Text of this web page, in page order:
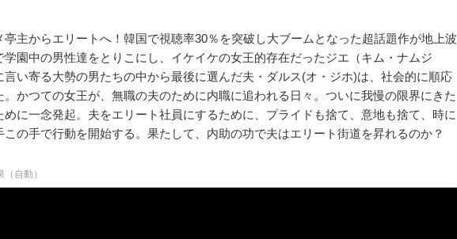
主からエリートへ！韓国で視聴率30％を突破し大ブームとなった超話題作が地上波
園中の男性達をとりこにし、イケイケの女王的存在だったジエ（キム・ナムジ
言い寄る大勢の男たちの中から最後に選んだ夫・ダルス(オ・ジホ)は、社会的に順応
かつての女王が、無職の夫のために内職に追われる日々。ついに我慢の限界にきた
に一念発起。夫をエリート社員にするために、プライドも捨て、意地も捨て、時に
の手で行動を開始する。果たして、内助の功で夫はエリート街道を昇れるのか？
自動）